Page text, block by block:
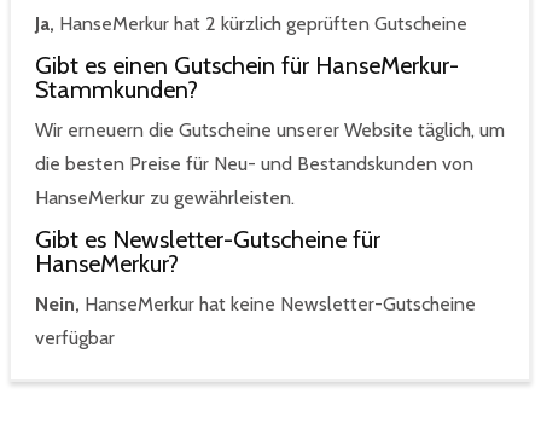
Ja, HanseMerkur hat 2 kürzlich geprüften Gutscheine
Gibt es einen Gutschein für HanseMerkur-
Stammkunden?
Wir erneuern die Gutscheine unserer Website täglich, um
die besten Preise für Neu- und Bestandskunden von
HanseMerkur zu gewährleisten.
Gibt es Newsletter-Gutscheine für
HanseMerkur?
Nein, HanseMerkur hat keine Newsletter-Gutscheine
verfügbar